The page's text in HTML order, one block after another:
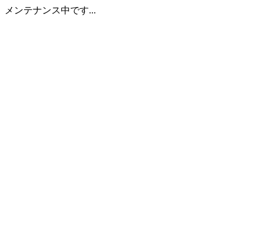
メンテナンス中です...